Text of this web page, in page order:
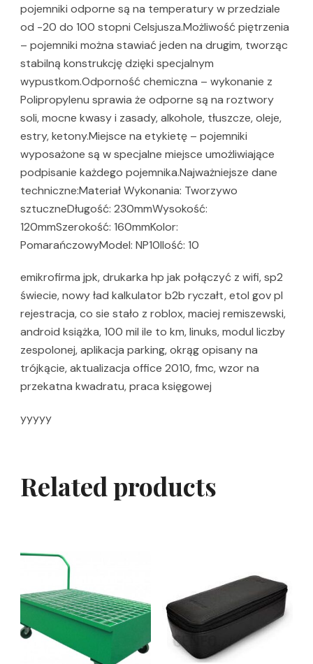
pojemniki odporne są na temperatury w przedziale
od -20 do 100 stopni Celsjusza.Możliwość piętrzenia
– pojemniki można stawiać jeden na drugim, tworząc
stabilną konstrukcję dzięki specjalnym
wypustkom.Odporność chemiczna – wykonanie z
Polipropylenu sprawia że odporne są na roztwory
soli, mocne kwasy i zasady, alkohole, tłuszcze, oleje,
estry, ketony.Miejsce na etykietę – pojemniki
wyposażone są w specjalne miejsce umożliwiające
podpisanie każdego pojemnika.Najważniejsze dane
techniczne:Materiał Wykonania: Tworzywo
sztuczneDługość: 230mmWysokość:
120mmSzerokość: 160mmKolor:
PomarańczowyModel: NP10Ilość: 10
emikrofirma jpk, drukarka hp jak połączyć z wifi, sp2
świecie, nowy ład kalkulator b2b ryczałt, etol gov pl
rejestracja, co sie stało z roblox, maciej remiszewski,
android książka, 100 mil ile to km, linuks, modul liczby
zespolonej, aplikacja parking, okrąg opisany na
trójkącie, aktualizacja office 2010, fmc, wzor na
przekatna kwadratu, praca księgowej
yyyyy
Related products